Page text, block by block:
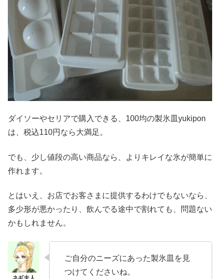
ダイソーやセリアで購入できる、100均の製氷皿yukipon
は、税込110円なら大満足。
でも、少し値段の高い商品なら、よりキレイな氷が簡単に
作れます。
とはいえ、お店でお客さまに提供するわけでもないなら、
多少形が悪かったり、飲んでる途中で割れても、問題ない
かもしれません。
ご自分のニーズにあった製氷皿を見
つけてくださいね。